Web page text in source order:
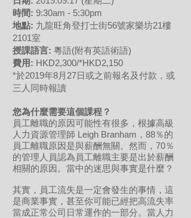
時間: 9:30am - 5:30pm
地點: 九龍旺角登打士街56號家樂坊21樓
2101室
授課語言: 粵語(附有英語術語)
費用: HKD2,300/*HKD2,150
*於2019年8月27日或之前報名及付款，或
三人同時報讀
您為什麼需要這個課程？
員工離職的原因可能性有很多，根據高級
人力資源管理師 Leigh Branham，88％的
員工離職原因是與薪酬無關。然而，70％
的管理人員認為員工離職主要是出於薪酬
相關的原因。當中的迷思與事實是什麼？
其實，員工流失是一定會發生的事情，這
是商業事實，甚至你可能已經把高流失率
當成正常公司日常運作的一部分。當人力